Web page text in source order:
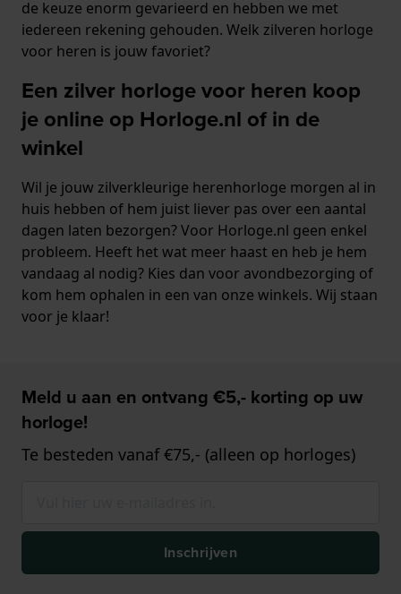
de keuze enorm gevarieerd en hebben we met
iedereen rekening gehouden. Welk zilveren horloge
voor heren is jouw favoriet?
Een zilver horloge voor heren koop
je online op Horloge.nl of in de
winkel
Wil je jouw zilverkleurige herenhorloge morgen al in
huis hebben of hem juist liever pas over een aantal
dagen laten bezorgen? Voor Horloge.nl geen enkel
probleem. Heeft het wat meer haast en heb je hem
vandaag al nodig? Kies dan voor avondbezorging of
kom hem ophalen in een van onze winkels. Wij staan
voor je klaar!
Meld u aan en ontvang €5,- korting op uw
horloge!
Te besteden vanaf €75,- (alleen op horloges)
Inschrijven